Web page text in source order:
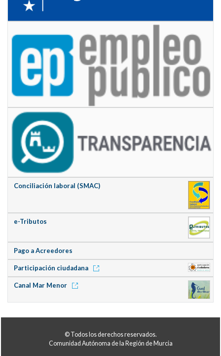
Conciliación laboral (SMAC)
e-Tributos
Pago a Acreedores
Participación ciudadana
Canal Mar Menor
© Todos los derechos reservados.
Comunidad Autónoma de la Región de Murcia